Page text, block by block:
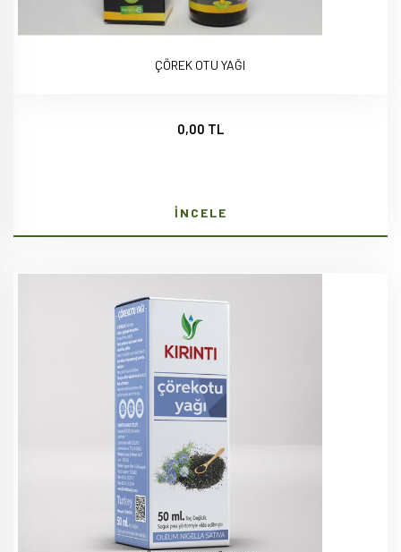
ÇÖREK OTU YAĞI
0,00 TL
İNCELE